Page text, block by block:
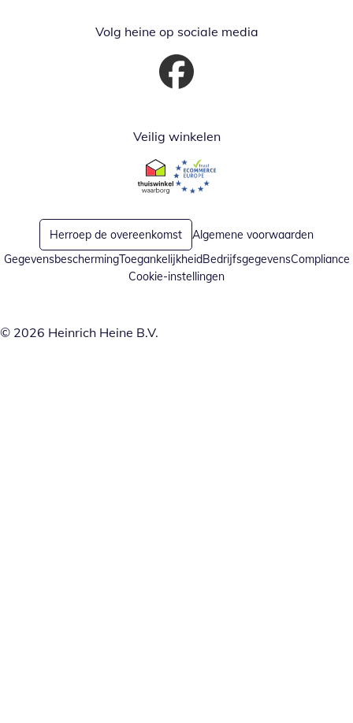
Volg heine op sociale media
Opent in nieuw venster
Veilig winkelen
Opent in nieuw venster
Opent in nieuw venster
Herroep de overeenkomst
Algemene voorwaarden
GegevensbeschermingToegankelijkheidBedrijfsgegevensCompliance
Cookie-instellingen
© 2026 Heinrich Heine B.V.